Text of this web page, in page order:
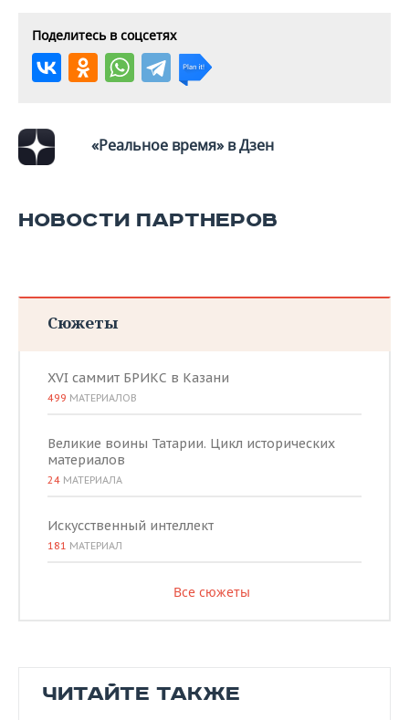
Поделитесь в соцсетях
«Реальное время» в Дзен
НОВОСТИ ПАРТНЕРОВ
Сюжеты
XVI саммит БРИКС в Казани
499 МАТЕРИАЛОВ
Великие воины Татарии. Цикл исторических
материалов
24 МАТЕРИАЛА
Искусственный интеллект
181 МАТЕРИАЛ
Все сюжеты
ЧИТАЙТЕ ТАКЖЕ